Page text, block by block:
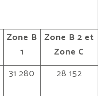
Zone B
1
Zone B 2 et
Zone C
31 280 28 152